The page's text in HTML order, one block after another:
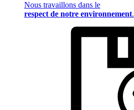
Nous travaillons dans le
respect de notre environnement.